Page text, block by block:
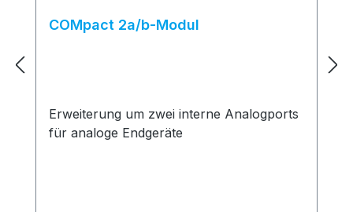
COMpact 2a/b-Modul
Erweiterung um zwei interne Analogports
für analoge Endgeräte